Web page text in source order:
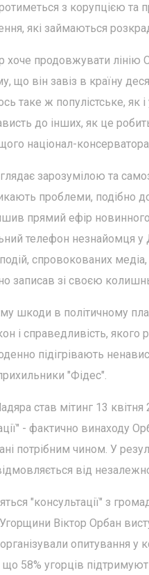
з корупцією
які займаються
хоче продовжувати
що він завіз в країну
таке ж популістське, як
до інших, як це
націонал-
зарозумілою та
проблеми, подібно
прямий ефір
телефон незнайомця у
спровокованих
записав зі своєю
шкоди в політичному
і справедливість,
підігрівають
"Фідес".
став мітинг 13
- фактично винаходу
потрібним чином. У
від
"консультації" з
Віктор Орбан
опитування
що 58% угорців